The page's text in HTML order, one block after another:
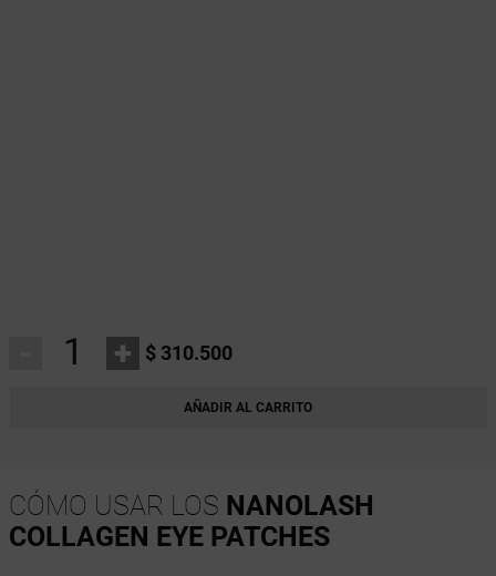
+ $ 310.500
AÑADIR AL CARRITO
CÓMO USAR LOS NANOLASH
COLLAGEN EYE PATCHES